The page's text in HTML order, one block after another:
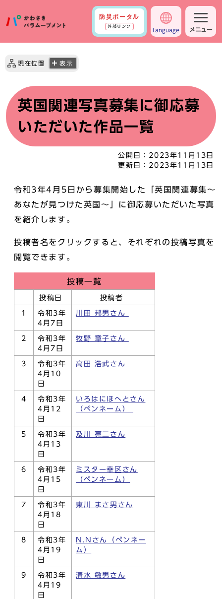
防災ポータル
外部リンク
Language メニュー
現在位置 表示
英国関連写真募集に御応募
いただいた作品一覧
公開日： 2023年11月13日
更新日： 2023年11月13日
令和3年4月5日から募集開始した「英国関連募集～
あなたが見つけた英国～」に御応募いただいた写真
を紹介します。
投稿者名をクリックすると、それぞれの投稿写真を
閲覧できます。
投稿一覧
投稿日 投稿者
1
令和3年
4月7日
川田 邦男さん
2
令和3年
4月7日
牧野 章子さん
3
令和3年
4月10
日
高田 浩武さん
4
令和3年
4月12
日
いろはにほへとさん
（ペンネーム）
5
令和3年
4月13
日
及川 亮二さん
6
令和3年
4月15
日
ミスター幸区さん
（ペンネーム）
7
令和3年
4月18
日
東川 まさ男さん
8
令和3年
4月19
日
N.Nさん（ペンネー
ム）
9
令和3年
4月19
日
清水 敏男さん